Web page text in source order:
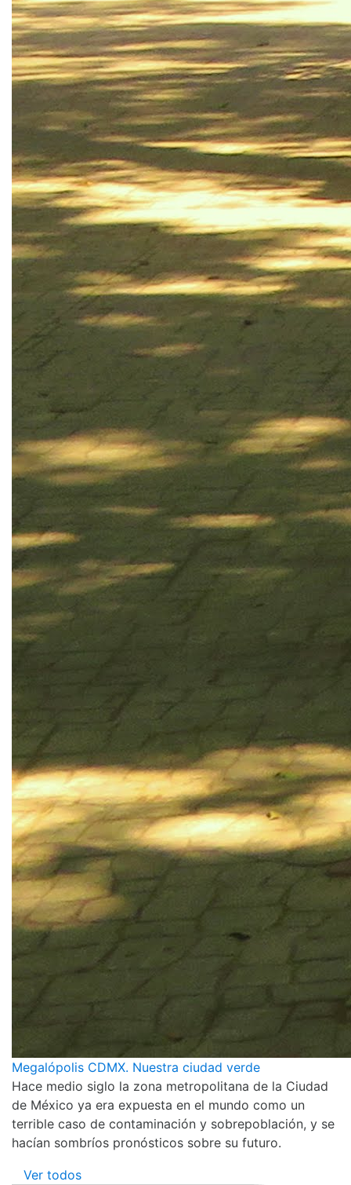
Megalópolis CDMX. Nuestra ciudad verde
Hace medio siglo la zona metropolitana de la Ciudad
de México ya era expuesta en el mundo como un
terrible caso de contaminación y sobrepoblación, y se
hacían sombríos pronósticos sobre su futuro.
Ver todos